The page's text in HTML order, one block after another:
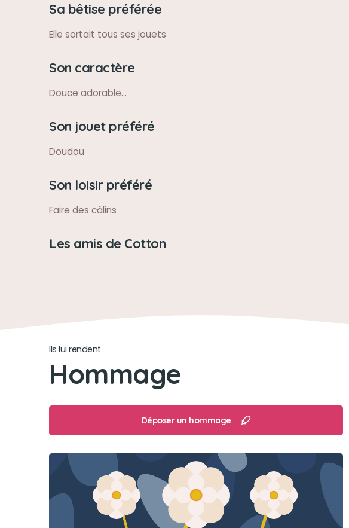
Sa bêtise préférée
Elle sortait tous ses jouets
Son caractère
Douce adorable...
Son jouet préféré
Doudou
Son loisir préféré
Faire des câlins
Les amis de Cotton
Ils lui rendent
Hommage
Déposer un hommage